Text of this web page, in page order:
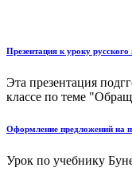
Презентация к уроку
Эта презентация
классе по теме
Оформление предложений на
Урок по учебнику